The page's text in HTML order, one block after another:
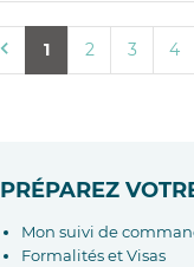
1 2 3 4
PRÉPAREZ
Mon suivi de
Formalités et Visas